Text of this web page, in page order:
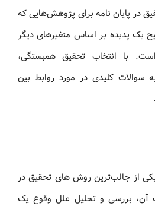
در پایان‌ نامه برای پژوهش‌هایی که
یک پدیده بر اساس متغیرهای دیگر
با انتخاب تحقیق همبستگی،
سوالات کلیدی در مورد روابط بین
از جالب‌ترین روش های تحقیق در
آن، بررسی و تحلیل علل وقوع یک